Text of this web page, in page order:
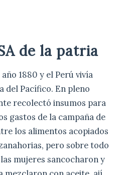
de la patria
1880 y el Perú vivía
del Pacífico. En pleno
recolectó insumos para
gastos de la campaña de
los alimentos acopiados
pero sobre todo
mujeres sancocharon y